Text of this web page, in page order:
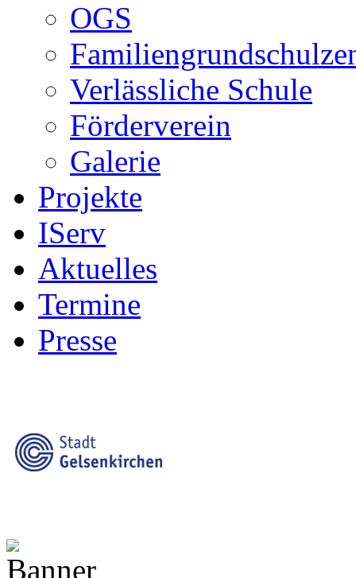
OGS
Verlässliche Schule
Förderverein
Galerie
Projekte
IServ
Aktuelles
Termine
Presse